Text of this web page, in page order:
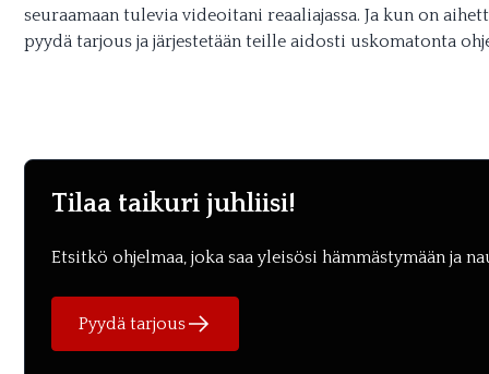
Tilaa taikuri juhliisi!
Etsitkö ohjelmaa, joka saa yleisösi hämmästymään ja
Pyydä tarjous
seuraamaan tulevia videoitani reaaliajassa. Ja kun on
pyydä tarjous ja järjestetään teille aidosti uskomatonta